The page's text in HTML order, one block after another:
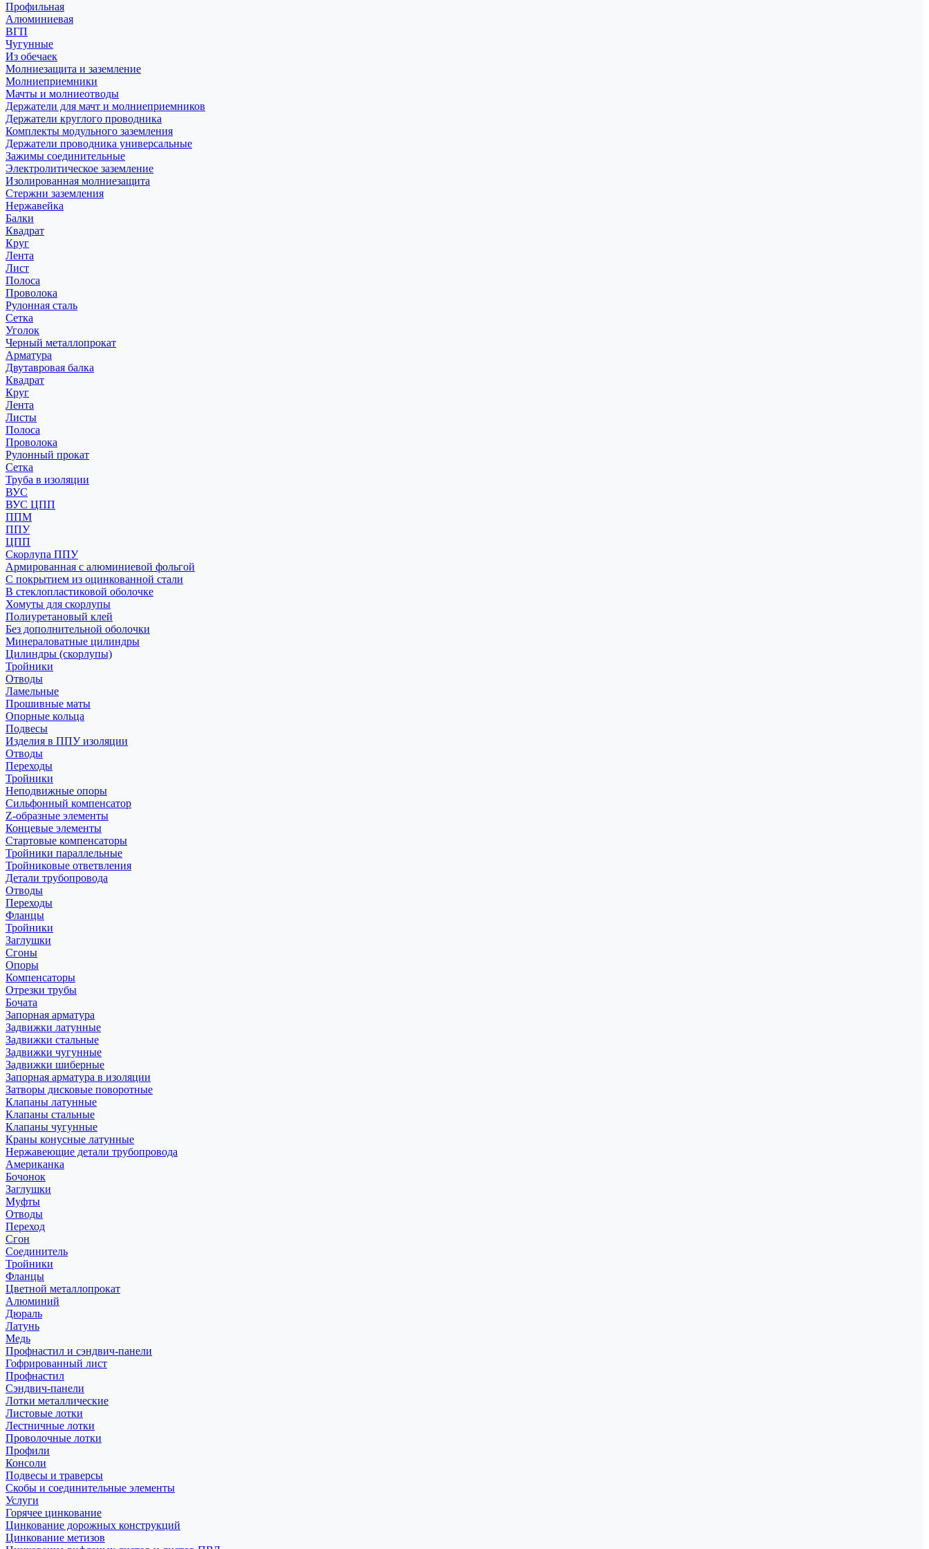
Профильная
Алюминиевая
ВГП
Чугунные
Из обечаек
Молниезащита и заземление
Молниеприемники
Мачты и молниеотводы
Держатели для мачт и молниеприемников
Держатели круглого проводника
Комплекты модульного заземления
Держатели проводника универсальные
Зажимы соединительные
Электролитическое заземление
Изолированная молниезащита
Стержни заземления
Нержавейка
Балки
Квадрат
Круг
Лента
Лист
Полоса
Проволока
Рулонная сталь
Сетка
Уголок
Черный металлопрокат
Арматура
Двутавровая балка
Квадрат
Круг
Лента
Листы
Полоса
Проволока
Рулонный прокат
Сетка
Труба в изоляции
ВУС
ВУС ЦПП
ППМ
ППУ
ЦПП
Скорлупа ППУ
Армированная с алюминиевой фольгой
С покрытием из оцинкованной стали
В стеклопластиковой оболочке
Хомуты для скорлупы
Полиуретановый клей
Без дополнительной оболочки
Минераловатные цилиндры
Цилиндры (скорлупы)
Тройники
Отводы
Ламельные
Прошивные маты
Опорные кольца
Подвесы
Изделия в ППУ изоляции
Отводы
Переходы
Тройники
Неподвижные опоры
Cильфонный компенсатор
Z-образные элементы
Концевые элементы
Стартовые компенсаторы
Тройники параллельные
Тройниковые ответвления
Детали трубопровода
Отводы
Переходы
Фланцы
Тройники
Заглушки
Сгоны
Опоры
Компенсаторы
Отрезки трубы
Бочата
Запорная арматура
Задвижки латунные
Задвижки стальные
Задвижки чугунные
Задвижки шиберные
Запорная арматура в изоляции
Затворы дисковые поворотные
Клапаны латунные
Клапаны стальные
Клапаны чугунные
Краны конусные латунные
Нержавеющие детали трубопровода
Американка
Бочонок
Заглушки
Муфты
Отводы
Переход
Сгон
Соединитель
Тройники
Фланцы
Цветной металлопрокат
Алюминий
Дюраль
Латунь
Медь
Профнастил и сэндвич-панели
Гофрированный лист
Профнастил
Сэндвич-панели
Лотки металлические
Листовые лотки
Лестничные лотки
Проволочные лотки
Профили
Консоли
Подвесы и траверсы
Скобы и соединительные элементы
Услуги
Горячее цинкование
Цинкование дорожных конструкций
Цинкование метизов